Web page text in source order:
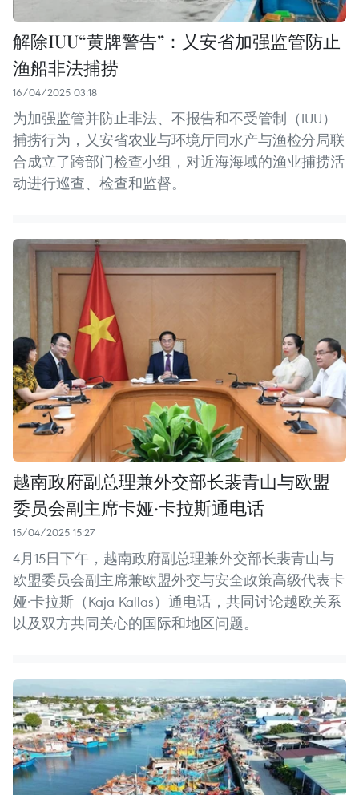
解除IUU“黄牌警告”：乂安省加强监管防止
渔船非法捕捞
16/04/2025 03:18
为加强监管并防止非法、不报告和不受管制（IUU）
捕捞行为，乂安省农业与环境厅同水产与渔检分局联
合成立了跨部门检查小组，对近海海域的渔业捕捞活
动进行巡查、检查和监督。
越南政府副总理兼外交部长裴青山与欧盟
委员会副主席卡娅·卡拉斯通电话
15/04/2025 15:27
4月15日下午，越南政府副总理兼外交部长裴青山与
欧盟委员会副主席兼欧盟外交与安全政策高级代表卡
娅·卡拉斯（Kaja Kallas）通电话，共同讨论越欧关系
以及双方共同关心的国际和地区问题。